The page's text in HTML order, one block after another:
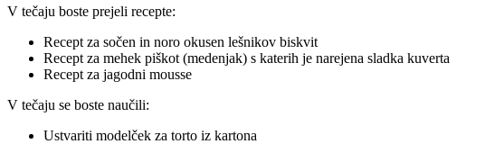
V tečaju boste prejeli recepte:
Recept za sočen in noro okusen lešnikov biskvit
Recept za mehek piškot (medenjak) s katerih je narejena sladka kuverta
Recept za jagodni mousse
V tečaju se boste naučili:
Ustvariti modelček za torto iz kartona